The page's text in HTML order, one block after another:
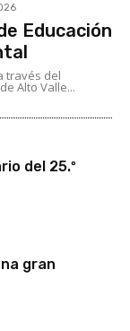
Educación
través del
Alto Valle...
del 25.º
gran